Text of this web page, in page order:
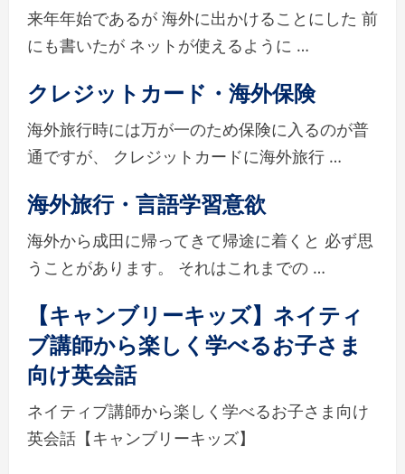
来年年始であるが 海外に出かけることにした 前
にも書いたが ネットが使えるように …
クレジットカード・海外保険
海外旅行時には万が一のため保険に入るのが普
通ですが、 クレジットカードに海外旅行 …
海外旅行・言語学習意欲
海外から成田に帰ってきて帰途に着くと 必ず思
うことがあります。 それはこれまでの …
【キャンブリーキッズ】ネイティ
ブ講師から楽しく学べるお子さま
向け英会話
ネイティブ講師から楽しく学べるお子さま向け
英会話【キャンブリーキッズ】